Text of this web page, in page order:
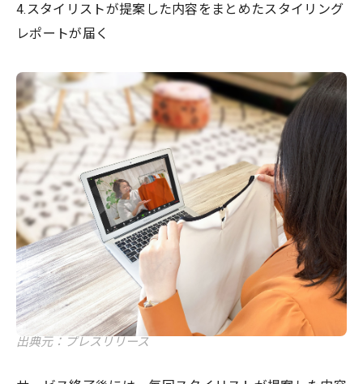
4.スタイリストが提案した内容をまとめたスタイリング
レポートが届く
出典元：プレスリリース